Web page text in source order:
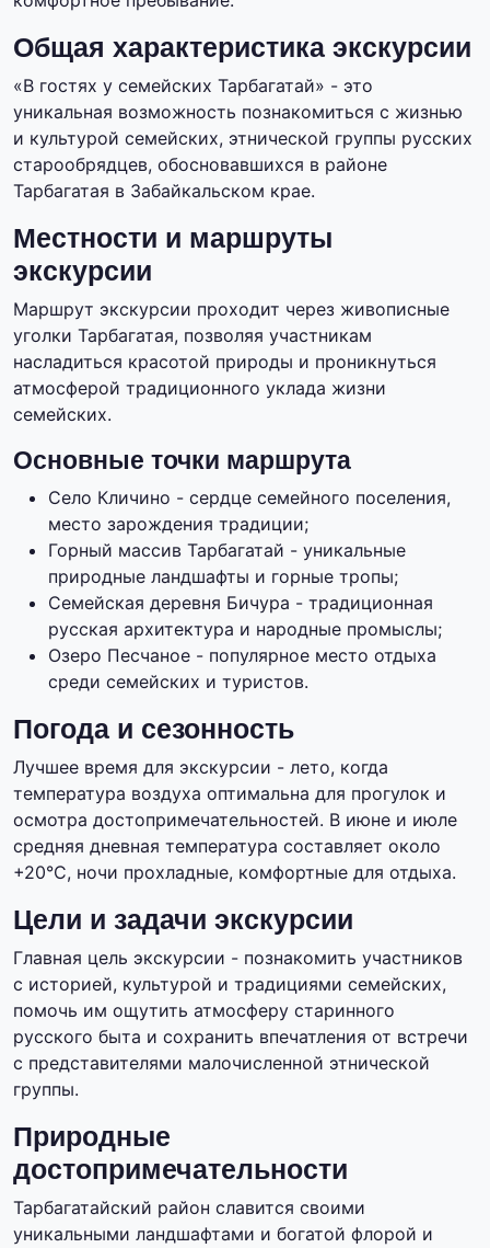
Общая характеристика экскурсии
«В гостях у семейских Тарбагатай» - это
уникальная возможность познакомиться с жизнью
и культурой семейских, этнической группы русских
старообрядцев, обосновавшихся в районе
Тарбагатая в Забайкальском крае.
Местности и маршруты
экскурсии
Маршрут экскурсии проходит через живописные
уголки Тарбагатая, позволяя участникам
насладиться красотой природы и проникнуться
атмосферой традиционного уклада жизни
семейских.
Основные точки маршрута
Село Кличино - сердце семейного поселения,
место зарождения традиции;
Горный массив Тарбагатай - уникальные
природные ландшафты и горные тропы;
Семейская деревня Бичура - традиционная
русская архитектура и народные промыслы;
Озеро Песчаное - популярное место отдыха
среди семейских и туристов.
Погода и сезонность
Лучшее время для экскурсии - лето, когда
температура воздуха оптимальна для прогулок и
осмотра достопримечательностей. В июне и июле
средняя дневная температура составляет около
+20°C, ночи прохладные, комфортные для отдыха.
Цели и задачи экскурсии
Главная цель экскурсии - познакомить участников
с историей, культурой и традициями семейских,
помочь им ощутить атмосферу старинного
русского быта и сохранить впечатления от встречи
с представителями малочисленной этнической
группы.
Природные
достопримечательности
Тарбагатайский район славится своими
уникальными ландшафтами и богатой флорой и